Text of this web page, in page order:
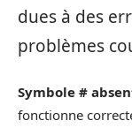
dues à des
problèmes
Symbole #
fonctionne